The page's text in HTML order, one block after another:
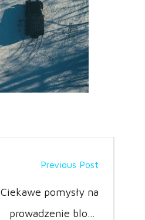
Previous Post
Ciekawe pomysły na
prowadzenie bloga